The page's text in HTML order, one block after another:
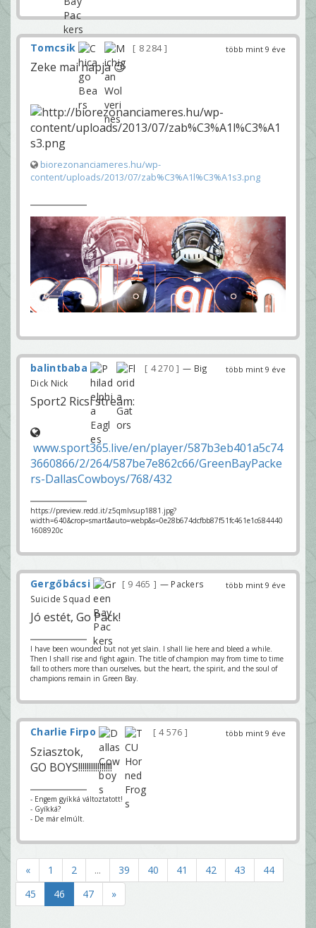
több mint 9 éve
Tomcsik 8 284
Zeke mai napja 😉
biorezonanciameres.hu/wp-
content/uploads/2013/07/zab%C3%A1l%C3%A1s3.png
több mint 9 éve
balintbaba 4 270
— Big
Dick Nick
Sport2 Ricsi stream:
www.sport365.live/en/player/587b3eb401a5c74
3660866/2/264/587be7e862c66/GreenBayPacke
rs-DallasCowboys/768/432
https://preview.redd.it/z5qmlvsup1881.jpg?
width=640&crop=smart&auto=webp&s=0e28b674dcfbb87f51fc461e1c684440
1608920c
több mint 9 éve
Gergőbácsi 9 465
— Packers
Suicide Squad
Jó estét, Go Pack!
I have been wounded but not yet slain. I shall lie here and bleed a while.
Then I shall rise and fight again. The title of champion may from time to time
fall to others more than ourselves, but the heart, the spirit, and the soul of
champions remain in Green Bay.
több mint 9 éve
Charlie Firpo 4 576
Sziasztok,
GO BOYS!!!!!!!!!!!!!!!!
- Engem gyíkká változtatott!
- Gyíkká?
- De már elmúlt.
« 1 2 ... 39 40 41 42 43
44
45
46 47 »